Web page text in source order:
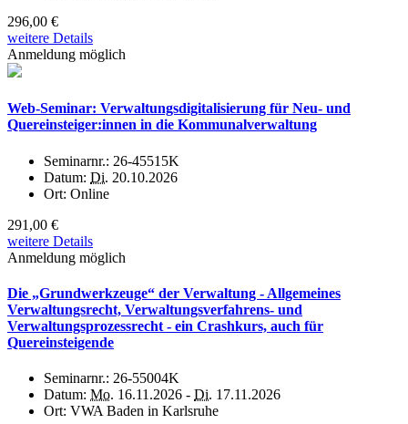
296,00 €
weitere Details
Anmeldung möglich
Web-Seminar: Verwaltungsdigitalisierung für Neu- und
Quereinsteiger:innen in die Kommunalverwaltung
Seminarnr.: 26-45515K
Datum: Di. 20.10.2026
Ort: Online
291,00 €
weitere Details
Anmeldung möglich
Die „Grundwerkzeuge“ der Verwaltung - Allgemeines
Verwaltungsrecht, Verwaltungsverfahrens- und
Verwaltungsprozessrecht - ein Crashkurs, auch für
Quereinsteigende
Seminarnr.: 26-55004K
Datum: Mo. 16.11.2026 - Di. 17.11.2026
Ort: VWA Baden in Karlsruhe